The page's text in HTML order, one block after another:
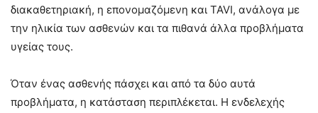
διακαθετηριακή, η επονομαζόμενη και TAVI, ανάλογα με
την ηλικία των ασθενών και τα πιθανά άλλα προβλήματα
υγείας τους.
Όταν ένας ασθενής πάσχει και από τα δύο αυτά
προβλήματα, η κατάσταση περιπλέκεται. Η ενδελεχής